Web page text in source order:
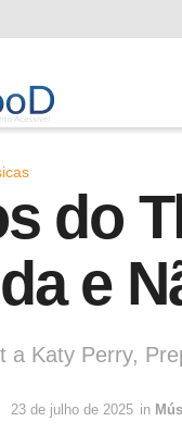
do
e
a Katy Perry,
23 de julho de 2025 in